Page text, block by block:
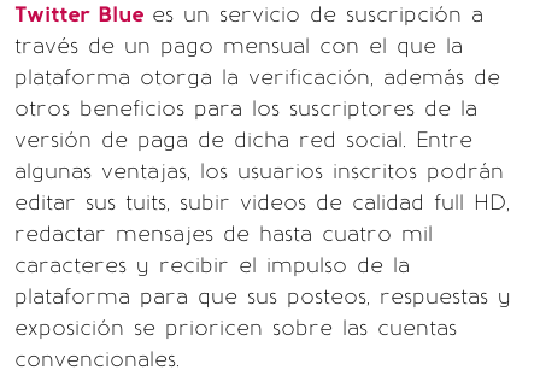
Twitter Blue es un servicio de suscripción a
través de un pago mensual con el que la
plataforma otorga la verificación, además de
otros beneficios para los suscriptores de la
versión de paga de dicha red social. Entre
algunas ventajas, los usuarios inscritos podrán
editar sus tuits, subir videos de calidad full HD,
redactar mensajes de hasta cuatro mil
caracteres y recibir el impulso de la
plataforma para que sus posteos, respuestas y
exposición se prioricen sobre las cuentas
convencionales.